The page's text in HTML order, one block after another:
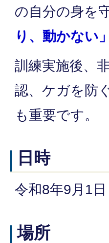
の自分の身を
り、動かない」
訓練実施後、
認、ケガを防
も重要です。
日時
令和8年9月1
場所